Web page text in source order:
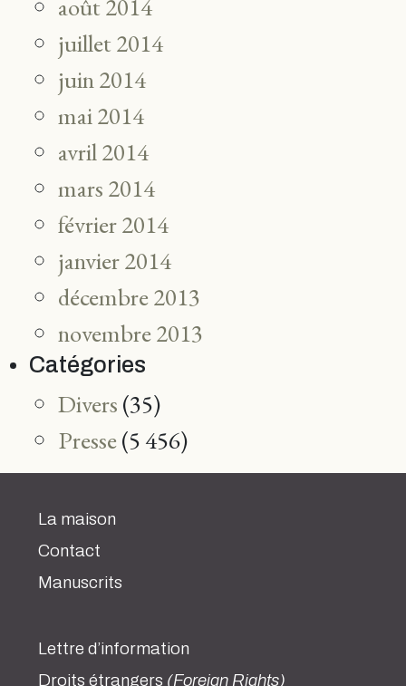
août 2014
juillet 2014
juin 2014
mai 2014
avril 2014
mars 2014
février 2014
janvier 2014
décembre 2013
novembre 2013
Catégories
Divers (35)
Presse(5 456)
La maison
Contact
Manuscrits
Lettre d’information
Droits étrangers (Foreign Rights)